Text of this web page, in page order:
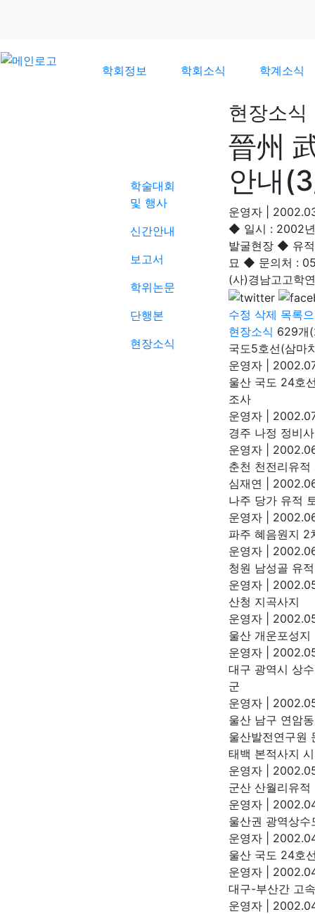
학회정보 학회소식 학계소식
학술대회
및 행사
신간안내
보고서
학위논문
단행본
현장소식
현장소식
晉州
안내
운영자
◆ 일시 : 2002
발굴현장 ◆ 유
묘 ◆ 문의처 :
(사)경남고고학
수정 삭제 목록
현장소식 629개
국도5호선(삼마
운영자
울산 국도 24호
조사
운영자
경주 나정 정비
운영자
춘천 천전리유
심재연
나주 당가 유적
운영자
파주 혜음원지 2
운영자
청원 남성골 유
운영자
산청 지곡사지
운영자
울산 개운포성
운영자
대구 광역시 상
군
운영자
울산 남구 연암
울산발전연구원
태백 본적사지
운영자
군산 산월리유적
운영자
울산권 광역상
운영자
울산 국도 24호
운영자
대구-부산간 고
운영자